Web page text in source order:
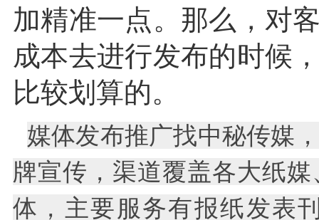
加精准一点。那么，对
成本去进行发布的时候
比较划算的。
媒体发布推广找中秘传媒
牌宣传，渠道覆盖各大纸
体，主要服务有报纸发表